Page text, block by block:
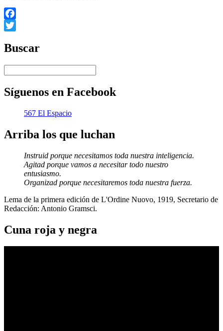
Facebook
Buscar
Síguenos en Facebook
567 El Espacio
Arriba los que luchan
Instruid porque necesitamos toda nuestra inteligencia.
Agitad porque vamos a necesitar todo nuestro
entusiasmo.
Organizad porque necesitaremos toda nuestra fuerza.
Lema de la primera edición de L'Ordine Nuovo, 1919, Secretario de
Redacción: Antonio Gramsci.
Cuna roja y negra